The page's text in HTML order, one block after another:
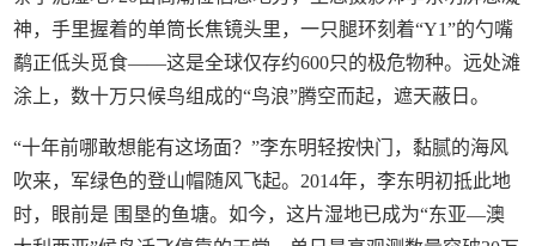
神，手里握着的单筒长焦镜头里，一只腿环刻着“Y1”的勺嘴
鹬正低头觅食——这是全球仅存约600只的极危物种。远处滩
涂上，数十万只候鸟组成的“鸟浪”腾空而起，遮天蔽日。
“十年前哪敢想能有这场面？”李东明轻按快门，黏腻的海风
吹来，军绿色的登山帽随风飞起。2014年，李东明初抵此地
时，眼前是 围垦的鱼塘。如今，这片湿地已成为“东亚—澳